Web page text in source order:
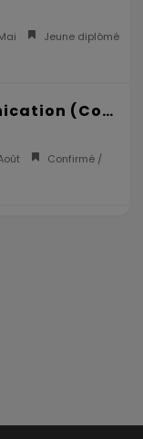
Jeune diplômé
Expert.e en communication (Conseiller.ère en charge de la communication) _ projet ADEFA
Confirmé /